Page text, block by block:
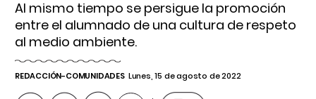
Al mismo tiempo se persigue la promoción
entre el alumnado de una cultura de respeto
al medio ambiente.
REDACCIÓN-COMUNIDADES Lunes, 15 de agosto de 2022